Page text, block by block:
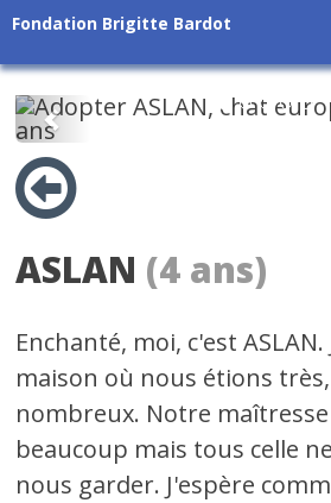
Fondation Brigitte Bardot
Précédent
ASLAN (4 ans)
Enchanté, moi, c'est
maison où nous étions
nombreux. Notre
beaucoup mais tous celle
nous garder. J'espère